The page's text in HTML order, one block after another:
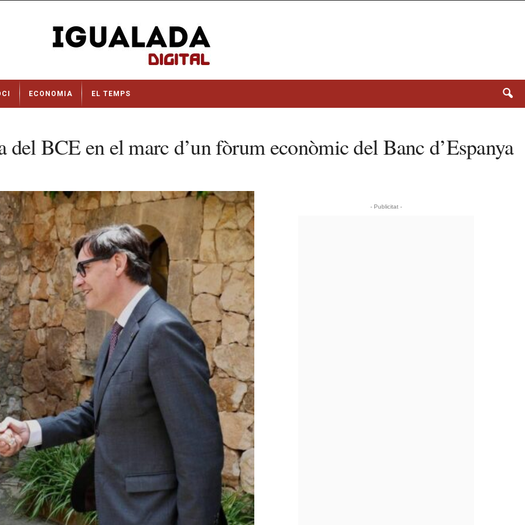
ECONOMIA EL TEMPS
BCE en el marc d’un fòrum econòmic del Banc d’Espanya
- Publicitat -